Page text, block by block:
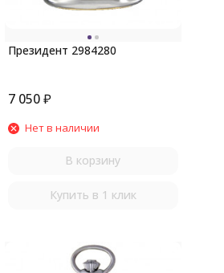
Президент 2984280
7 050 ₽
Нет в наличии
В корзину
Купить в 1 клик